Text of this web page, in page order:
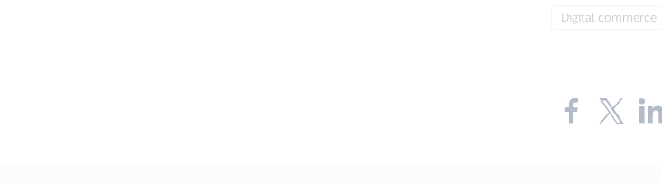
Tag:
Digital commerce
Share
the
Share
the